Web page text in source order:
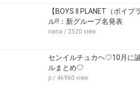
【BOYS ll PLANET（ボイ
ル‼：新グループ名発表
nana / 2520 view
センイルチュカヘ♡10月に
ルまとめ♡
p / 46960 view